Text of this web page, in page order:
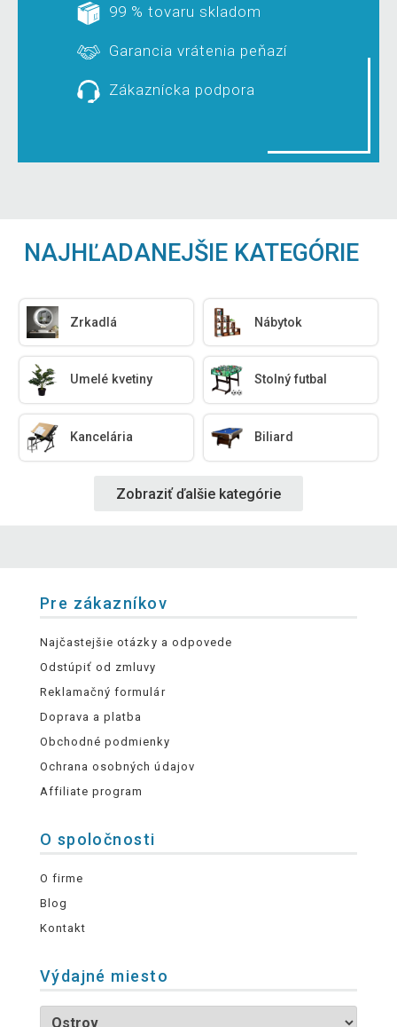
99 % tovaru skladom
Garancia vrátenia peňazí
Zákaznícka podpora
NAJHĽADANEJŠIE KATEGÓRIE
Zrkadlá Nábytok
Umelé kvetiny Stolný futbal
Kancelária Biliard
Zobraziť ďalšie kategórie
Pre zákazníkov
Najčastejšie otázky a odpovede
Odstúpiť od zmluvy
Reklamačný formulár
Doprava a platba
Obchodné podmienky
Ochrana osobných údajov
Affiliate program
O spoločnosti
O firme
Blog
Kontakt
Výdajné miesto